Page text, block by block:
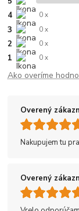
4 0 x
3 0 x
2 0 x
1 0 x
Ako overíme
Overený
Nakupujem tu
Overený